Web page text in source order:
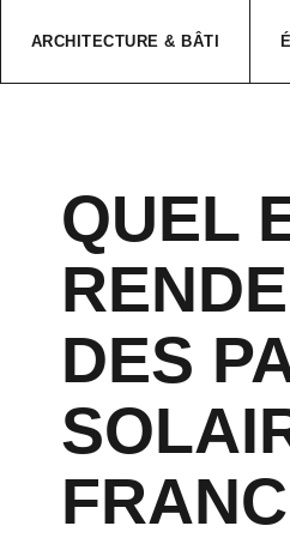
ARCHITECTURE & BÂTI
QUEL
DES